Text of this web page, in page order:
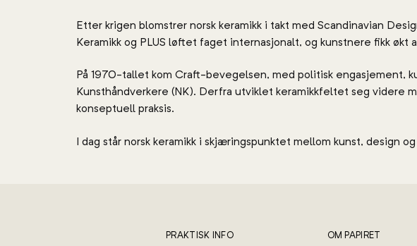
Etter krigen blomstrer norsk keramikk i takt med Scandinavian
Keramikk og PLUS løftet faget internasjonalt, og kunstnere fikk
På 1970-tallet kom Craft-bevegelsen, med politisk engasjement,
Kunsthåndverkere (NK). Derfra utviklet keramikkfeltet seg videre
konseptuell praksis.
I dag står norsk keramikk i skjæringspunktet mellom kunst, design
PRAKTISK INFO OM PAPIRET